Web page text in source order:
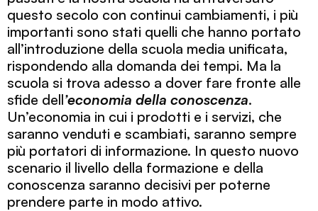
questo secolo con continui cambiamenti, i più
importanti sono stati quelli che hanno portato
all’introduzione della scuola media unificata,
rispondendo alla domanda dei tempi. Ma la
scuola si trova adesso a dover fare fronte alle
sfide dell’economia della conoscenza.
Un’economia in cui i prodotti e i servizi, che
saranno venduti e scambiati, saranno sempre
più portatori di informazione. In questo nuovo
scenario il livello della formazione e della
conoscenza saranno decisivi per poterne
prendere parte in modo attivo.